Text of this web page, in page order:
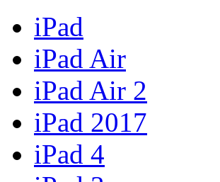
iPad
iPad Air
iPad Air 2
iPad 2017
iPad 4